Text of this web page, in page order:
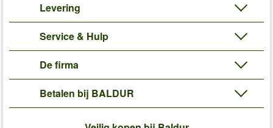
Levering
Service & Hulp
De firma
Betalen bij BALDUR